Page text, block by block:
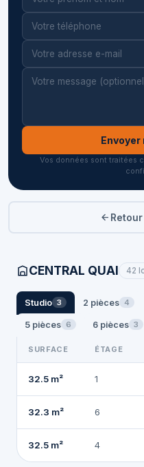
Envoyer
Vos données sont traitées
CENTRAL QUAI 42
Studio 3 2 pièces 4
5 pièces 6 6 pièces 3
SURFACE ÉTAGE
32.5 m² 1
32.3 m² 6
32.5 m² 4